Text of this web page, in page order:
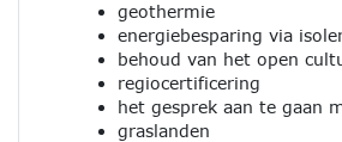
geothermie
energiebesparing via
behoud van het open
regiocertificering
het gesprek aan te gaan
graslanden